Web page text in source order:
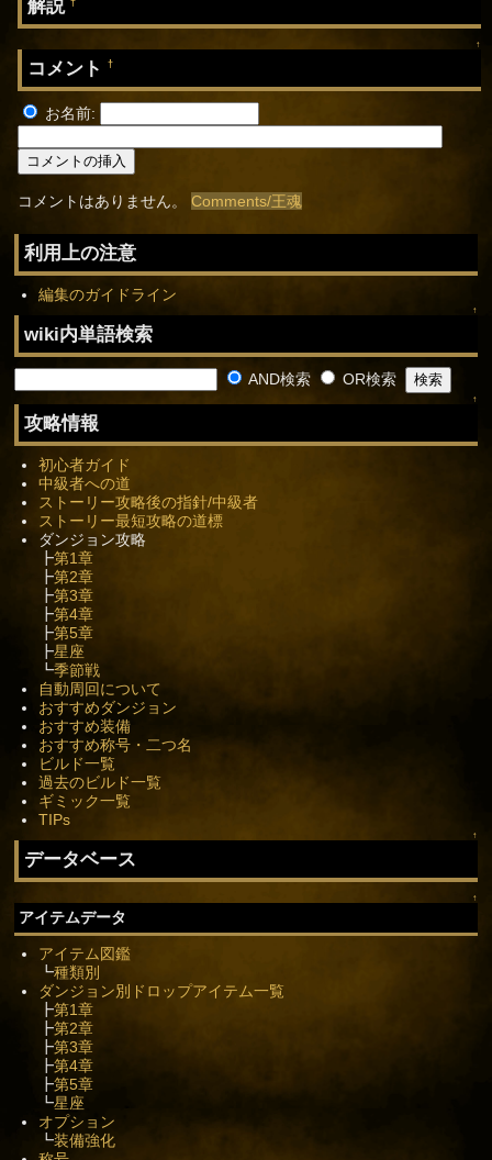
解説
↑
コメント†
お名前:
コメントはありません。Comments/王魂
利用上の注意
編集のガイドライン
↑
wiki内単語検索
AND検索 OR検索
↑
攻略情報
初心者ガイド
中級者への道
ストーリー攻略後の指針/中級者
ストーリー最短攻略の道標
ダンジョン攻略
┣第1章
┣第2章
┣第3章
┣第4章
┣第5章
┣星座
┗季節戦
自動周回について
おすすめダンジョン
おすすめ装備
おすすめ称号・二つ名
ビルド一覧
過去のビルド一覧
ギミック一覧
TIPs
↑
データベース
↑
アイテムデータ
アイテム図鑑
┗種類別
ダンジョン別ドロップアイテム一覧
┣第1章
┣第2章
┣第3章
┣第4章
┣第5章
┗星座
オプション
┗装備強化